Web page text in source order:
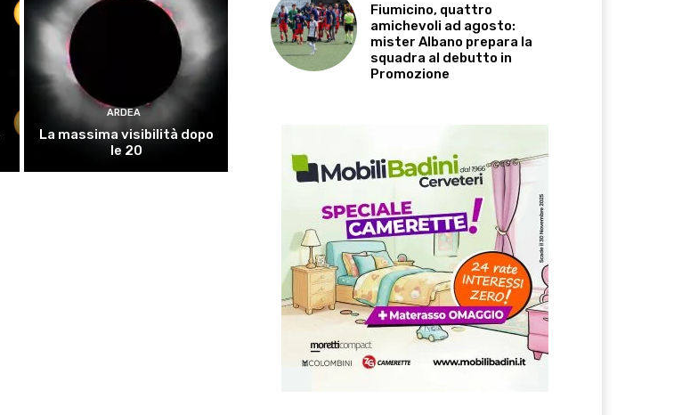
ARDEA
La massima visibilità dopo
le 20
Fiumicino, quattro
amichevoli ad agosto:
mister Albano prepara la
squadra al debutto in
Promozione